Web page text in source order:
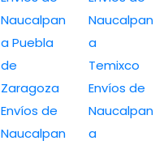
Naucalpan
a Puebla
de
Zaragoza
Envíos de
Naucalpan
Naucalpan
a
Temixco
Envíos de
Naucalpan
a